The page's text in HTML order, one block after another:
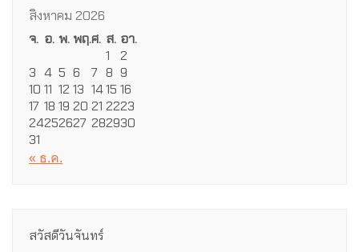
สิงหาคม 2026
จ. อ. พ.พฤ.ศ. ส. อา.
1
2
3 4 5 6 7 8 9
10 11 12 13 1415 16
17 18 19 20 21 2223
24252627 282930
31
« ธ.ค.
สวัสดีวันจันทร์